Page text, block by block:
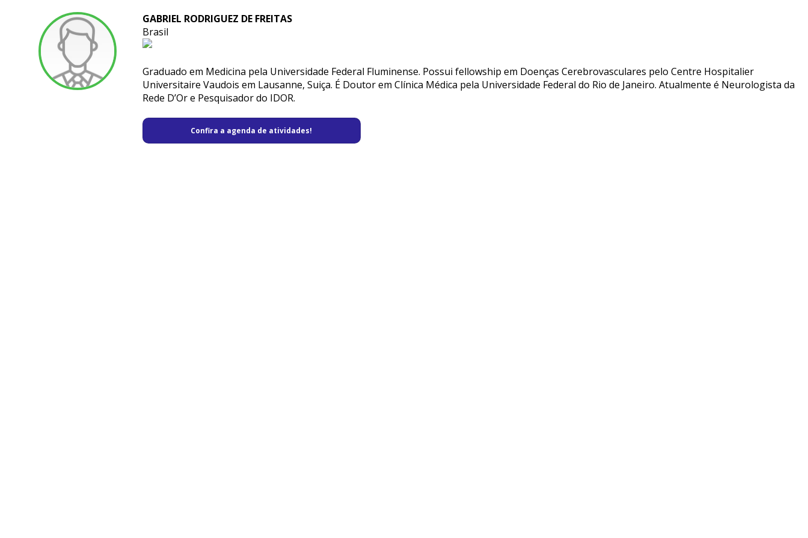
GABRIEL RODRIGUEZ DE FREITAS
Brasil
Graduado em Medicina pela Universidade Federal Fluminense. Possui fellowship em Doenças Cerebrovasculares pelo Centre Hospitalier
Universitaire Vaudois em Lausanne, Suiça. É Doutor em Clínica Médica pela Universidade Federal do Rio de Janeiro. Atualmente é Neurologista da
Rede D’Or e Pesquisador do IDOR.